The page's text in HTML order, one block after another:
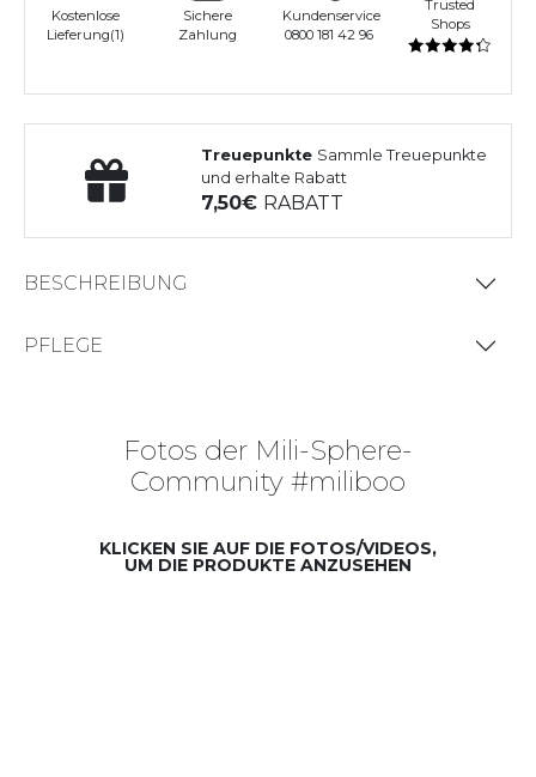
Kostenlose
Lieferung(1)
Sichere
Zahlung
Kundenservice
0800 181 42 96
Trusted
Shops
Treuepunkte Sammle Treuepunkte
und erhalte Rabatt
7,50 RABATT
BESCHREIBUNG
PFLEGE
Fotos der Mili-Sphere-
Community #miliboo
KLICKEN SIE AUF DIE FOTOS/VIDEOS,
UM DIE PRODUKTE ANZUSEHEN